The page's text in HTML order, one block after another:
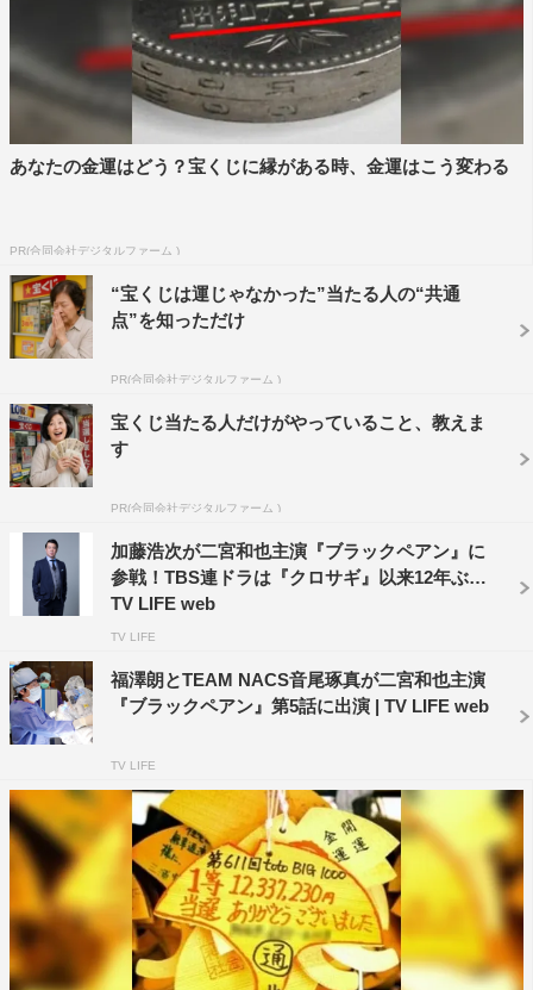
相武は「ドラマの撮影は1年近く空いていたので、ドラ
マ特有の撮影の勢いに圧倒され、ついていくのに一生懸命
でしたが、（以前お世話になった）プロデューサーさんや
演者さんも共演した方が多かったので、身をゆだねる気持
ちで現場にはスムーズに入っていけました。加藤さん演じ
る香織の過去が少し明らかになる話なので、香織さんの感
寄せた。
また、『キングオブコント2014』優勝者・シソンヌの
長谷川忍が、帝華大の医局員・武田秀文役で出演する。
日曜劇場『ブラックペアン』
TBS系
毎週（日）後9・00～9・54
原作：海堂尊「新装版 ブラックペアン1988」（講談社文
庫）
脚本：丑尾健太郎
プロデュース：伊與田英徳、川嶋龍太郎、峠田浩
演出：福澤克雄、田中健太、渡瀬暁彦
出演：二宮和也、竹内涼真、葵わかな、倍賞美津子、加藤
綾子、加藤浩次、市川猿之助、小泉孝太郎、内野聖陽
シソンヌ 二宮和也
あなたの金運はどう？宝くじに縁がある時、金運はこう変わる
PR(合同会社デジタルファーム )
“宝くじは運じゃなかった”当たる人の“共通
点”を知っただけ
PR(合同会社デジタルファーム )
宝くじ当たる人だけがやっていること、教えま
す
PR(合同会社デジタルファーム )
加藤浩次が二宮和也主演『ブラックペアン』に
参戦！TBS連ドラは『クロサギ』以来12年ぶり |
TV LIFE web
TV LIFE
福澤朗とTEAM NACS音尾琢真が二宮和也主演
『ブラックペアン』第5話に出演 | TV LIFE web
TV LIFE